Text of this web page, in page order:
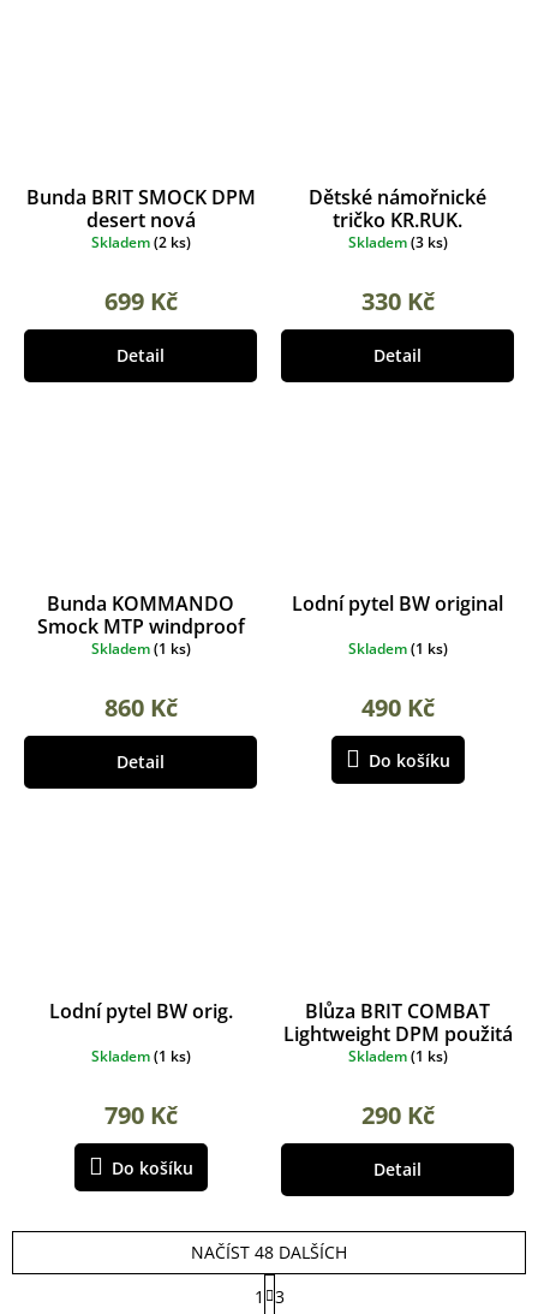
Bunda BRIT SMOCK DPM
desert nová
Skladem(2 ks)
699 Kč
Detail
Dětské námořnické
tričko KR.RUK.
Skladem(3 ks)
330 Kč
Detail
Bunda KOMMANDO
Smock MTP windproof
použitá
Skladem(1 ks)
860 Kč
Detail
Lodní pytel BW original
Skladem(1 ks)
490 Kč
Do košíku
Lodní pytel BW orig.
Skladem(1 ks)
790 Kč
Do košíku
Blůza BRIT COMBAT
Lightweight DPM použitá
Skladem(1 ks)
290 Kč
Detail
NAČÍST 48 DALŠÍCH
S
t
1 3